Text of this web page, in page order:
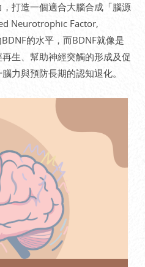
打造一個適合大腦合成「腦源
Neurotrophic Factor,
的水平，而BDNF就像是
生、幫助神經突觸的形成及促
力與預防長期的認知退化。